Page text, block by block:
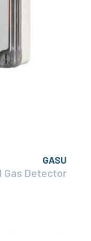
GASU
Gas Detector